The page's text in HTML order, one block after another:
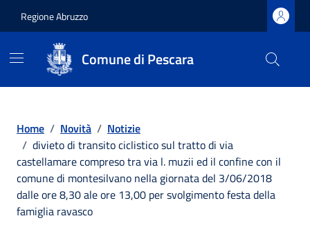
Regione Abruzzo
Comune di Pescara
Home / Novità / Notizie
/ divieto di transito ciclistico sul tratto di via
castellamare compreso tra via l. muzii ed il confine con il
comune di montesilvano nella giornata del 3/06/2018
dalle ore 8,30 ale ore 13,00 per svolgimento festa della
famiglia ravasco